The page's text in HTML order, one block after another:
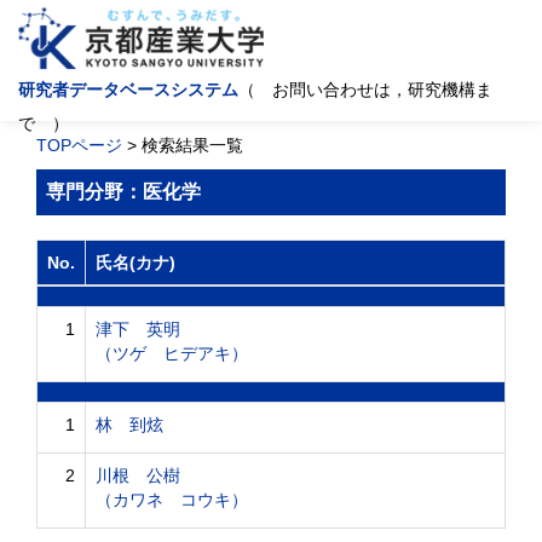
研究者データベースシステム （ お問い合わせは，研究機構ま
で ）
TOPページ > 検索結果一覧
専門分野：医化学
No. 氏名(カナ)
1
津下 英明
（ツゲ ヒデアキ）
1 林 到炫
2
川根 公樹
（カワネ コウキ）